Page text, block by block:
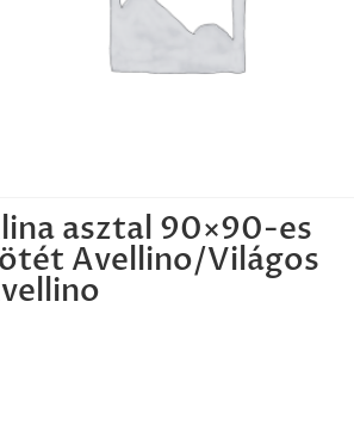
asztal 90×90-es
Avellino/Világos